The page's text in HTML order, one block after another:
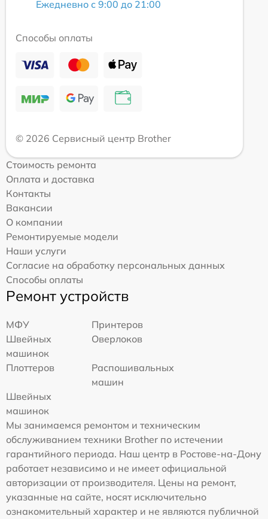
Ежедневно с 9:00 до 21:00
Способы оплаты
© 2026 Сервисный центр Brother
Стоимость ремонта
Оплата и доставка
Контакты
Вакансии
О компании
Ремонтируемые модели
Наши услуги
Согласие на обработку персональных данных
Способы оплаты
Ремонт устройств
МФУ
Принтеров
Швейных
машинок
Оверлоков
Плоттеров
Распошивальных
машин
Швейных
машинок
Мы занимаемся ремонтом и техническим
обслуживанием техники Brother по истечении
гарантийного периода. Наш центр в Ростове-на-Дону
работает независимо и не имеет официальной
авторизации от производителя. Цены на ремонт,
указанные на сайте, носят исключительно
ознакомительный характер и не являются публичной